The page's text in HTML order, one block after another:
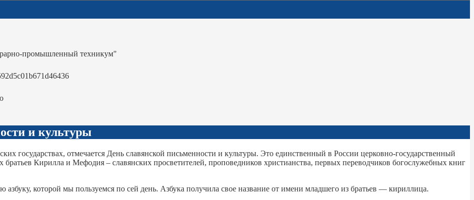
промышленный техникум"
и культуры
государствах, отмечается День славянской письменности и культуры. Это единственный в России церковно-государственный
Кирилла и Мефодия – славянских просветителей, проповедников христианства, первых переводчиков богослужебных книг
которой мы пользуемся по сей день. Азбука получила свое название от имени младшего из братьев — кириллица.